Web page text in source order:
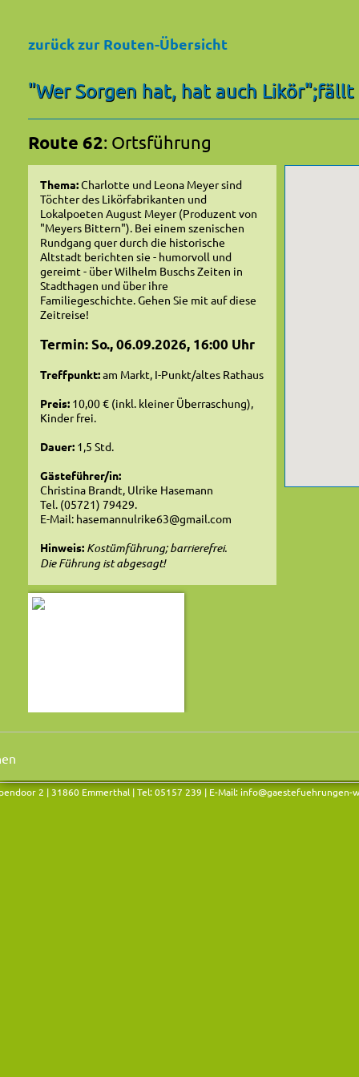
zurück zur Routen-Übersicht
"Wer Sorgen hat, hat auch Likör";fällt
Route 62: Ortsführung
Thema:Charlotte und Leona Meyer sind
Töchter des Likörfabrikanten und
Lokalpoeten August Meyer (Produzent von
"Meyers Bittern"). Bei einem szenischen
Rundgang quer durch die historische
Altstadt berichten sie - humorvoll und
gereimt - über Wilhelm Buschs Zeiten in
Stadthagen und über ihre
Familiegeschichte. Gehen Sie mit auf diese
Zeitreise!
Termin: So., 06.09.2026, 16:00 Uhr
Treffpunkt:am Markt, I-Punkt/altes Rathaus
Preis: 10,00 € (inkl. kleiner Überraschung),
Kinder frei.
Dauer: 1,5 Std.
Gästeführer/in:
Christina Brandt, Ulrike Hasemann
Tel. (05721) 79429.
E-Mail: hasemannulrike63@gmail.com
Hinweis: Kostümführung; barrierefrei.
Die Führung ist abgesagt!
2 | 31860 Emmerthal | Tel: 05157 239 | E-Mail: info@gaestefuehrungen-